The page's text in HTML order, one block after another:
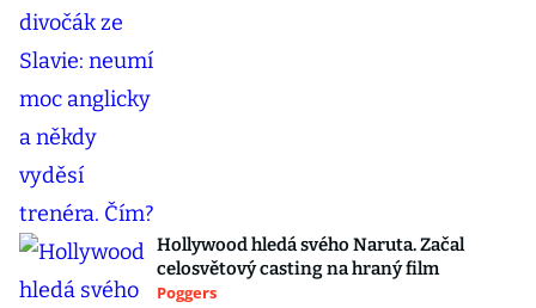
Hollywood hledá svého Naruta. Začal
celosvětový casting na hraný film
Poggers